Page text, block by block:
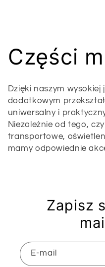
K
o
l
e
k
Części
Dzięki naszym wysokiej
dodatkowym
uniwersalny i
Niezależnie od tego,
transportowe,
mamy odpowiednie
Zapisz
E-mail